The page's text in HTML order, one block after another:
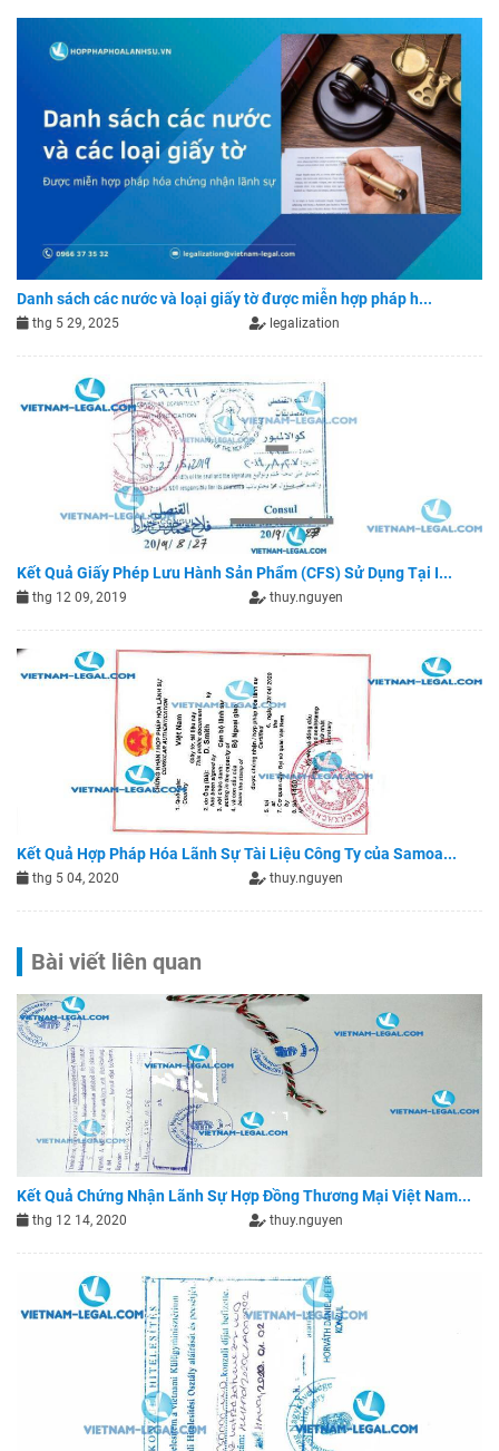
Danh sách các nước và loại giấy tờ được miễn hợp pháp h...
thg 5 29, 2025 legalization
Kết Quả Giấy Phép Lưu Hành Sản Phẩm (CFS) Sử Dụng Tại I...
thg 12 09, 2019 thuy.nguyen
Kết Quả Hợp Pháp Hóa Lãnh Sự Tài Liệu Công Ty của Samoa...
thg 5 04, 2020 thuy.nguyen
Bài viết liên quan
Kết Quả Chứng Nhận Lãnh Sự Hợp Đồng Thương Mại Việt Nam...
thg 12 14, 2020 thuy.nguyen